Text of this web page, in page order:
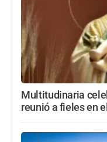
Multitudinaria
reunió a fieles en